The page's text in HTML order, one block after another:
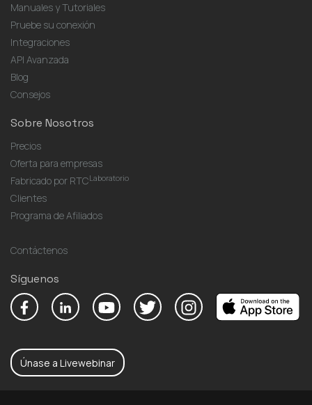
Manuales y Tutoriales
Pruebe su conexión
Integraciones
API Avanzada
Blog
Consejos
Sobre Nosotros
Precios
Oferta para empresas
Fabricado por RTCLaboratorio
Clientes
Programa de Afiliados
Contáctenos
Síguenos
Únase a Livewebinar